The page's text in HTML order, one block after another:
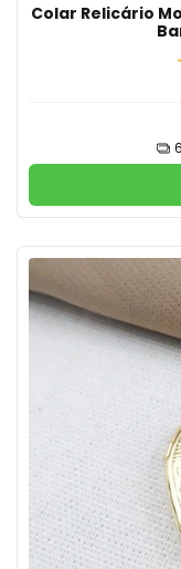
Colar Relicário
6